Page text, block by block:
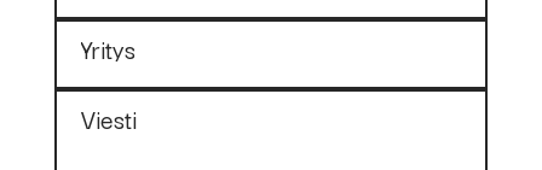
Yritys
Viesti